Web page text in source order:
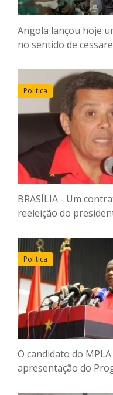
Angola lançou hoje
no sentido de
Politica
BRASÍLIA - Um
reeleição do
Politica
O candidato do
apresentação do